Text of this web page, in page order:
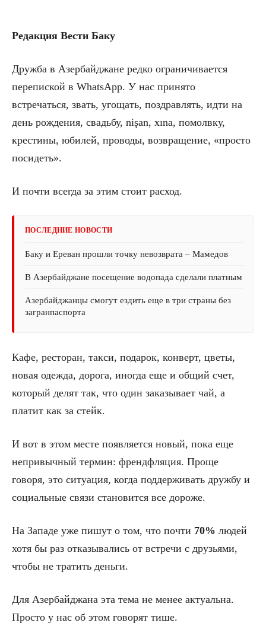
Редакция Вести Баку
Дружба в Азербайджане редко ограничивается
перепиской в WhatsApp. У нас принято
встречаться, звать, угощать, поздравлять, идти на
день рождения, свадьбу, nişan, xına, помолвку,
крестины, юбилей, проводы, возвращение, «просто
посидеть».
И почти всегда за этим стоит расход.
ПОСЛЕДНИЕ НОВОСТИ
Баку и Ереван прошли точку невозврата – Мамедов
В Азербайджане посещение водопада сделали платным
Азербайджанцы смогут ездить еще в три страны без
загранпаспорта
Кафе, ресторан, такси, подарок, конверт, цветы,
новая одежда, дорога, иногда еще и общий счет,
который делят так, что один заказывает чай, а
платит как за стейк.
И вот в этом месте появляется новый, пока еще
непривычный термин: френдфляция. Проще
говоря, это ситуация, когда поддерживать дружбу и
социальные связи становится все дороже.
На Западе уже пишут о том, что почти 70% людей
хотя бы раз отказывались от встречи с друзьями,
чтобы не тратить деньги.
Для Азербайджана эта тема не менее актуальна.
Просто у нас об этом говорят тише.